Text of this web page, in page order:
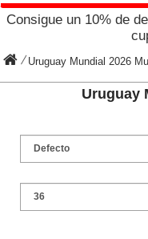
Consigue un 10% de
Uruguay Mundial 2026
Uruguay